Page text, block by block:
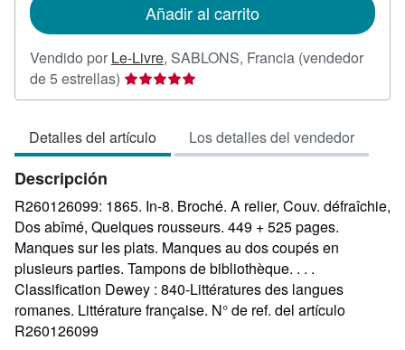
envío
Añadir al carrito
Vendido por Le-Livre, SABLONS, Francia (vendedor
de 5 estrellas) Calificación
del
5
de
estrellas
Detalles del artículo Los detalles del vendedor
Descripción
R260126099: 1865. In-8. Broché. A relier, Couv. défraîchie,
Dos abîmé, Quelques rousseurs. 449 + 525 pages.
Manques sur les plats. Manques au dos coupés en
plusieurs parties. Tampons de bibliothèque. . . .
Classification Dewey : 840-Littératures des langues
romanes. Littérature française. N° de ref. del artículo
R260126099